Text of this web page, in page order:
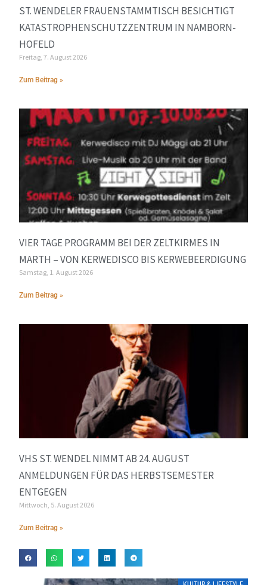
ST. WENDELER FRAUENSTAMMTISCH BESICHTIGT
KATASTROPHENSCHUTZZENTRUM IN NAMBORN-
HOFELD
Freitag, 7. August 2026
Zum Beitrag »
VIER TAGE PROGRAMM BEI DER ZELTKIRMES IN
MARTH – VON KERWEDISCO BIS KERWEBEERDIGUNG
Samstag, 1. August 2026
Zum Beitrag »
VHS ST. WENDEL NIMMT AB 24. AUGUST
ANMELDUNGEN FÜR DAS HERBSTSEMESTER
ENTGEGEN
Mittwoch, 5. August 2026
Zum Beitrag »